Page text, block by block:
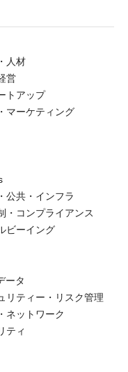
人材
営
トアップ
マーケティング
公共・インフラ
・コンプライアンス
ビーイング
ータ
リティー・リスク管理
ネットワーク
ティ